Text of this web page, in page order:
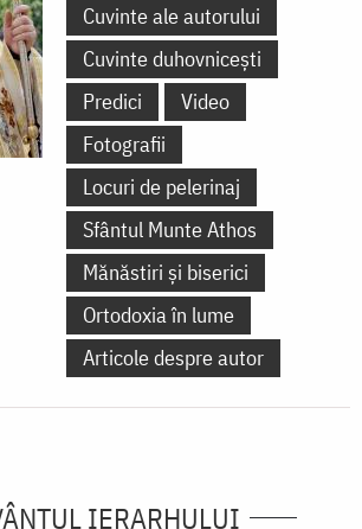
Cuvinte ale autorului
Cuvinte duhovnicești
Predici
Video
Fotografii
Locuri de pelerinaj
Sfântul Munte Athos
Mănăstiri și biserici
Ortodoxia în lume
Articole despre autor
IERARHULUI